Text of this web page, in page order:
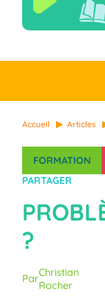
Accueil Articles
FORMATION
PARTAGER
?
ParChristian
Rocher